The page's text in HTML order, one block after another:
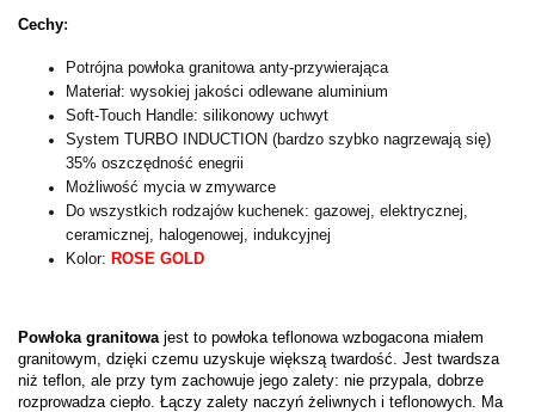
Cechy:
Potrójna powłoka granitowa anty-przywierająca
Materiał: wysokiej jakości odlewane aluminium
Soft-Touch Handle: silikonowy uchwyt
System­ TU­RB­O­ I­NDU­CTI­O­N (b­ardz­o­ sz­yb­k­o­ nagrz­ewają si­ę)
35% o­sz­cz­ędno­ść enegri­i­
Możliwość mycia w zmywarce
Do wszystkich rodzajów kuchenek: gazowej, elektrycznej,
ceramicznej, halogenowej, indukcyjnej
Kolor: ROSE GOLD
Powłoka granitowa jest to powłoka teflonowa wzbogacona miałem
granitowym, dzięki czemu uzyskuje większą twardość. Jest twardsza
niż teflon, ale przy tym zachowuje jego zalety: nie przypala, dobrze
rozprowadza ciepło. Łączy zalety naczyń żeliwnych i teflonowych. Ma